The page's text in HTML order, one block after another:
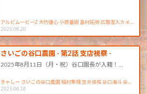
アルビムービーZ 大竹優心 小原基樹 島村拓弥 広報潜入カメ…
2025.08.20
さいごの谷口農園 - 第2話 支店視察 -
2025年8月11日（月・祝）谷口園長が入籍！…
きゃしー さいごの谷口農園 稲村隼翔 笠井佳祐 谷口海斗 谷…
2025.08.18